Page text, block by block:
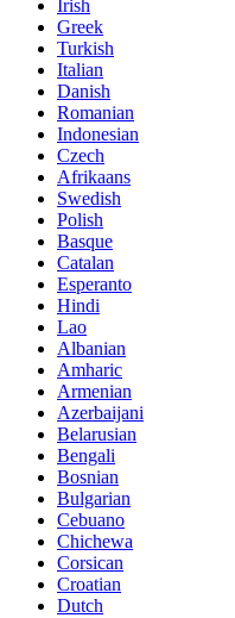
Irish
Greek
Turkish
Italian
Danish
Romanian
Indonesian
Czech
Afrikaans
Swedish
Polish
Basque
Catalan
Esperanto
Hindi
Lao
Albanian
Amharic
Armenian
Azerbaijani
Belarusian
Bengali
Bosnian
Bulgarian
Cebuano
Chichewa
Corsican
Croatian
Dutch